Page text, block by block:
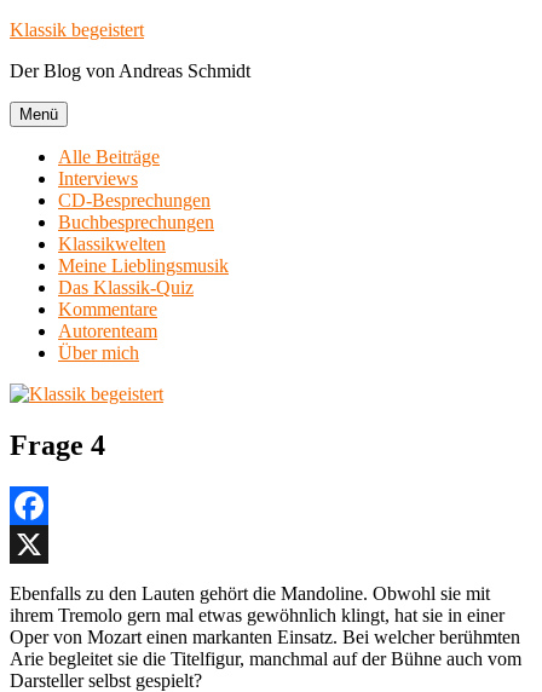
Zum
springen
Klassik begeistert
Der Blog von Andreas Schmidt
Menü
Alle Beiträge
Interviews
CD-Besprechungen
Buchbesprechungen
Klassikwelten
Meine Lieblingsmusik
Das Klassik-Quiz
Kommentare
Autorenteam
Über mich
Frage 4
Facebook
X
Ebenfalls zu den Lauten gehört die Mandoline. Obwohl sie mit
ihrem Tremolo gern mal etwas gewöhnlich klingt, hat sie in einer
Oper von Mozart einen markanten Einsatz. Bei welcher berühmten
Arie begleitet sie die Titelfigur, manchmal auf der Bühne auch vom
Darsteller selbst gespielt?